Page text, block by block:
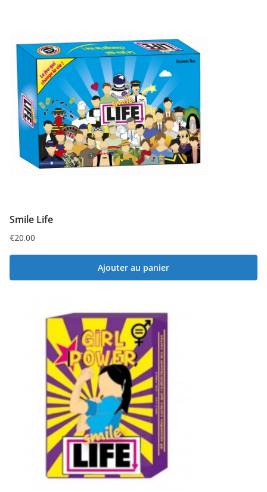
Smile Life
€20.00
Ajouter au panier